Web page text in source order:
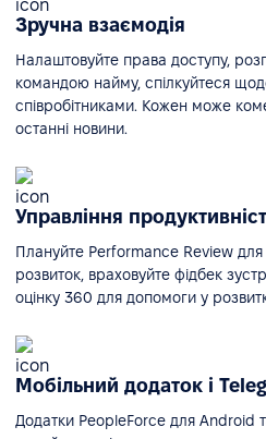
Зручна взаємодія
Налаштовуйте права доступу,
командою найму, спілкуйтеся
співробітниками. Кожен може
останні новини.
Управління
Плануйте Performance Review для
розвиток, враховуйте фідбек
оцінку 360 для допомоги у
Мобільний додаток і
Додатки PeopleForce для Android